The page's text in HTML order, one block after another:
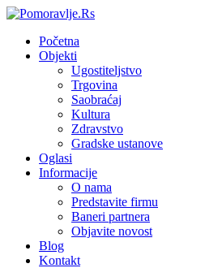
Početna
Objekti
Ugostiteljstvo
Trgovina
Saobraćaj
Kultura
Zdravstvo
Gradske ustanove
Oglasi
Informacije
O nama
Predstavite firmu
Baneri partnera
Objavite novost
Blog
Kontakt